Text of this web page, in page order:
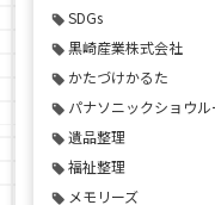
SDGs
黒崎産業株式会社
かたづけかるた
パナソニックショウ
遺品整理
福祉整理
メモリーズ